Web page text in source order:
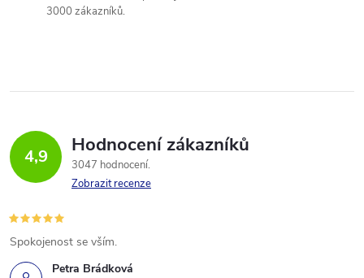
3000 zákazníků.
4,9 Hodnocení zákazníků
3047 hodnocení
Zobrazit recenze
Petra Brádková
Spokojenost se vším.